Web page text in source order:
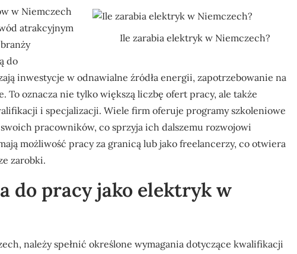
Ile zarabia elektryk w Niemczech?
w Niemczech
atrakcyjnym
do
inwestycje w odnawialne źródła energii, zapotrzebowanie na
oznacza nie tylko większą liczbę ofert pracy, ale także
i specjalizacji. Wiele firm oferuje programy szkoleniowe
pracowników, co sprzyja ich dalszemu rozwojowi
możliwość pracy za granicą lub jako freelancerzy, co otwiera
zarobki.
do pracy jako elektryk w
należy spełnić określone wymagania dotyczące kwalifikacji